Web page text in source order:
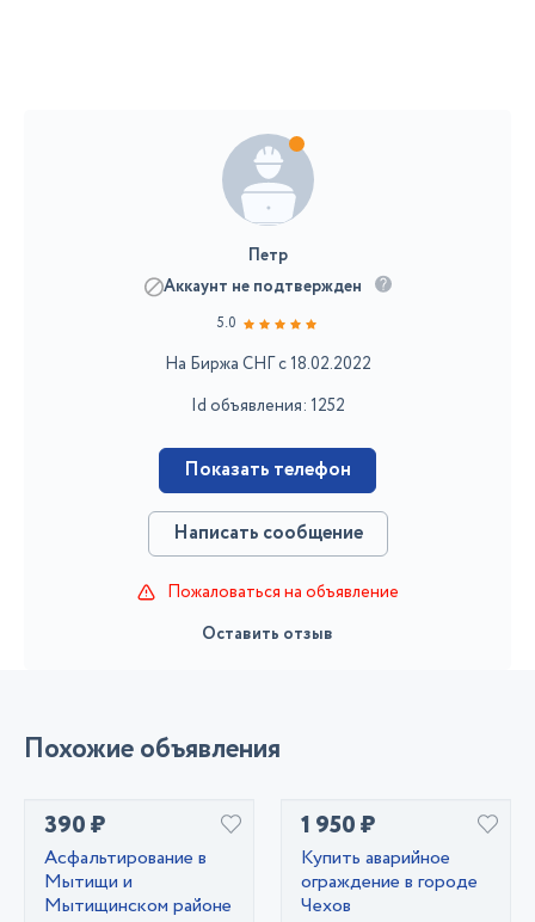
Петр
Аккаунт не подтвержден
5.0
На Биржа СНГ с 18.02.2022
Id объявления: 1252
Показать телефон
Написать сообщение
Пожаловаться на объявление
Оставить отзыв
Похожие объявления
390 ₽
Асфальтирование в
Мытищи и
Мытищинском районе
1 950 ₽
Купить аварийное
ограждение в городе
Чехов